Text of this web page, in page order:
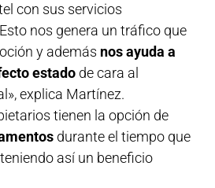
con sus servicios
nos genera un tráfico que
y además nos ayuda a
estado de cara al
explica Martínez.
tienen la opción de
durante el tiempo que
así un beneficio